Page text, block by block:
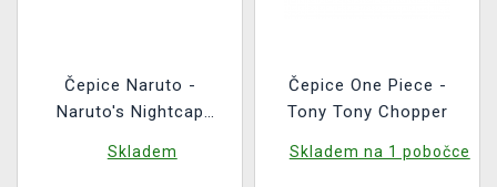
Čepice Naruto -
Naruto's Nightcap
Skladem
Čepice One Piece -
Tony Tony Chopper
Skladem na 1 pobočce